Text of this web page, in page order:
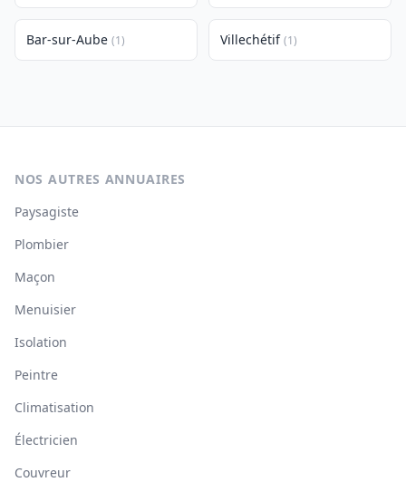
Bar-sur-Aube (1) Villechétif (1)
NOS AUTRES ANNUAIRES
Paysagiste
Plombier
Maçon
Menuisier
Isolation
Peintre
Climatisation
Électricien
Couvreur